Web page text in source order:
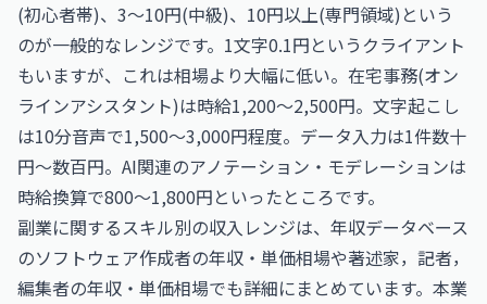
(初心者帯)、3〜10円(中級)、10円以上(専門領域)という
のが一般的なレンジです。1文字0.1円というクライアント
もいますが、これは相場より大幅に低い。在宅事務(オン
ラインアシスタント)は時給1,200〜2,500円。文字起こし
は10分音声で1,500〜3,000円程度。データ入力は1件数十
円〜数百円。AI関連のアノテーション・モデレーションは
時給換算で800〜1,800円といったところです。
副業に関するスキル別の収入レンジは、年収データベース
のソフトウェア作成者の年収・単価相場や著述家，記者，
編集者の年収・単価相場でも詳細にまとめています。本業